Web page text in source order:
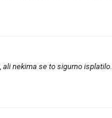
ali nekima se to sigurno